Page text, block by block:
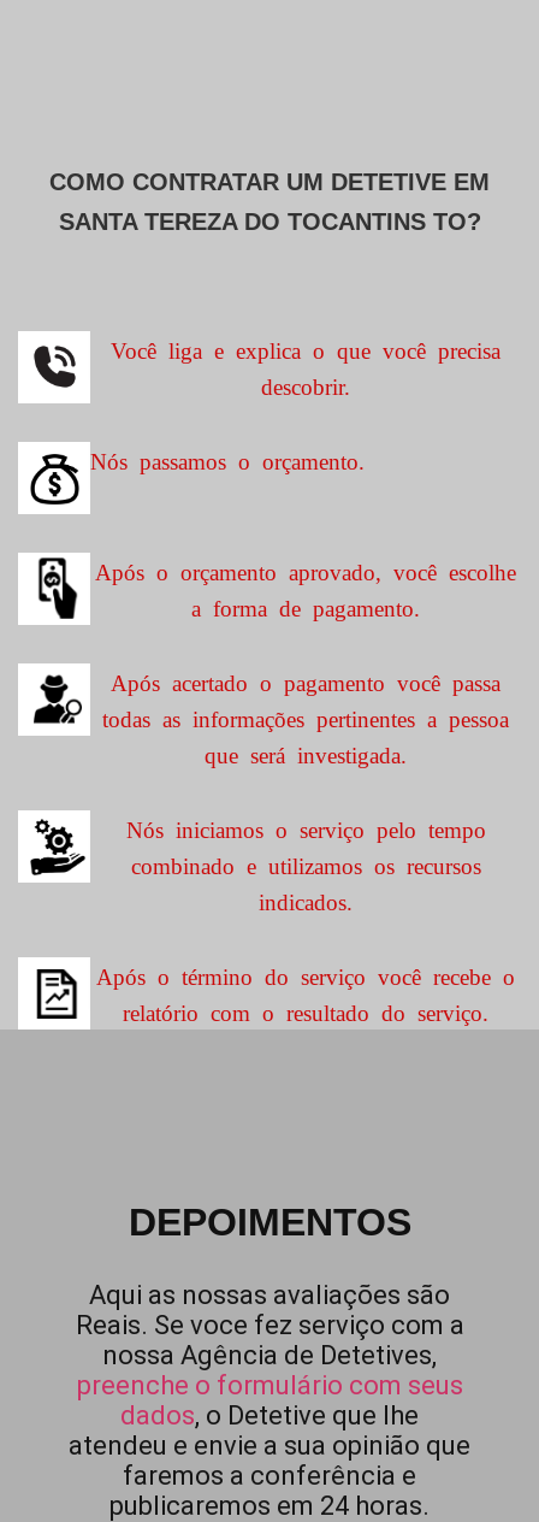
COMO CONTRATAR UM DETETIVE EM
SANTA TEREZA DO TOCANTINS TO?
Você liga e explica o que você precisa
descobrir.
Nós passamos o orçamento.
Após o orçamento aprovado, você escolhe
a forma de pagamento.
Após acertado o pagamento você passa
todas as informações pertinentes a pessoa
que será investigada.
Nós iniciamos o serviço pelo tempo
combinado e utilizamos os recursos
indicados.
Após o término do serviço você recebe o
relatório com o resultado do serviço.
DEPOIMENTOS
Aqui as nossas avaliações são
Reais. Se voce fez serviço com a
nossa Agência de Detetives,
preenche o formulário com seus
dados, o Detetive que lhe
atendeu e envie a sua opinião que
faremos a conferência e
publicaremos em 24 horas.